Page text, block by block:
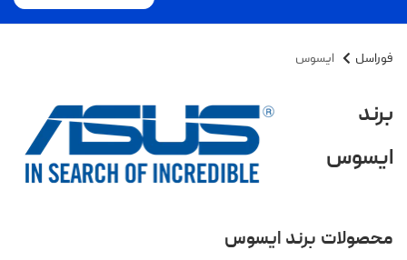
فوراسل ایسوس
برند
ایسوس
محصولات برند ایسوس